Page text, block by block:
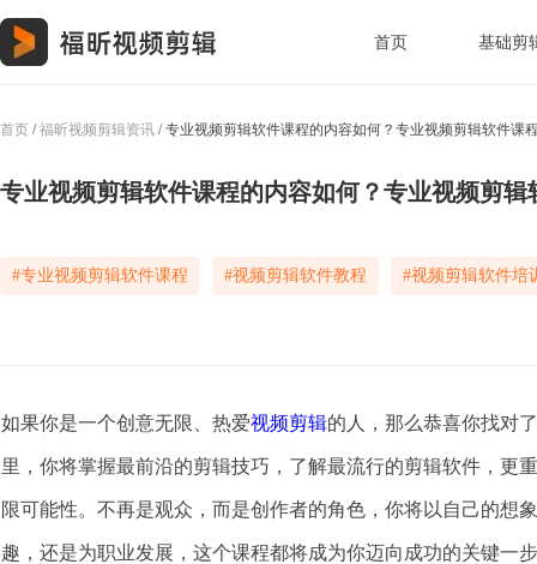
首页 基础剪
首页 /福昕视频剪辑资讯 / 专业视频剪辑软件课程的内容如何？专业视频剪辑软件课
专业视频剪辑软件课程的内容如何？专业视频剪
#专业视频剪辑软件课程 #视频剪辑软件教程 #视频剪辑软件培
如果你是一个创意无限、热爱视频剪辑的人，那么恭喜你找对
里，你将掌握最前沿的剪辑技巧，了解最流行的剪辑软件，更
限可能性。不再是观众，而是创作者的角色，你将以自己的想
趣，还是为职业发展，这个课程都将成为你迈向成功的关键一